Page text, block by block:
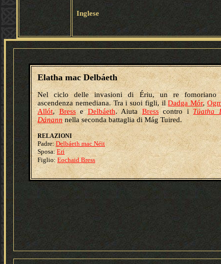
Inglese
Elatha mac Delbáeth
Nel ciclo delle invasioni di Ériu, un re fomoriano
ascendenza nemediana. Tra i suoi figli, ilDadga Mór,
Allót,BresseDelbáeth. AiutaBresscontro iTúatha
Dánannnella seconda battaglia di Mág Tuired.
RELAZIONI
Padre:Delbáeth mac Néit
Sposa:Eri
Figlio:Eochaid Bress